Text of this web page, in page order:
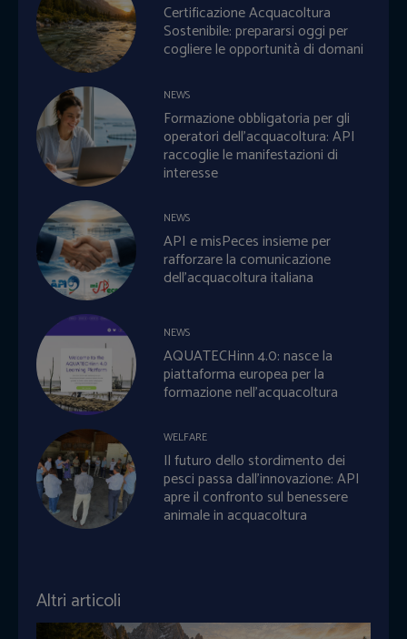
Certificazione Acquacoltura
Sostenibile: prepararsi oggi per
cogliere le opportunità di domani
NEWS
Formazione obbligatoria per gli
operatori dell’acquacoltura: API
raccoglie le manifestazioni di
interesse
NEWS
API e misPeces insieme per
rafforzare la comunicazione
dell’acquacoltura italiana
NEWS
AQUATECHinn 4.0: nasce la
piattaforma europea per la
formazione nell’acquacoltura
WELFARE
Il futuro dello stordimento dei
pesci passa dall’innovazione: API
apre il confronto sul benessere
animale in acquacoltura
Altri articoli